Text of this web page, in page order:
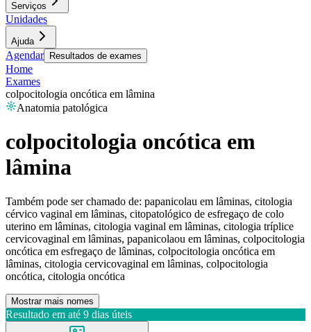
Serviços
Unidades
Ajuda
Agendar Resultados de exames
Home
Exames
colpocitologia oncótica em lâmina
Anatomia patológica
colpocitologia oncótica em
lâmina
Também pode ser chamado de: papanicolau em lâminas, citologia
cérvico vaginal em lâminas, citopatológico de esfregaço de colo
uterino em lâminas, citologia vaginal em lâminas, citologia tríplice
cervicovaginal em lâminas, papanicolaou em lâminas, colpocitologia
oncótica em esfregaço de lâminas, colpocitologia oncótica em
lâminas, citologia cervicovaginal em lâminas, colpocitologia
oncótica, citologia oncótica
Mostrar mais nomes
Resultado em até 9 dias úteis